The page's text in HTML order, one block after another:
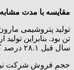
مقایسه با مدت
سال قبل ۲۸.۱ درصد کاهش نشان می‌دهد.